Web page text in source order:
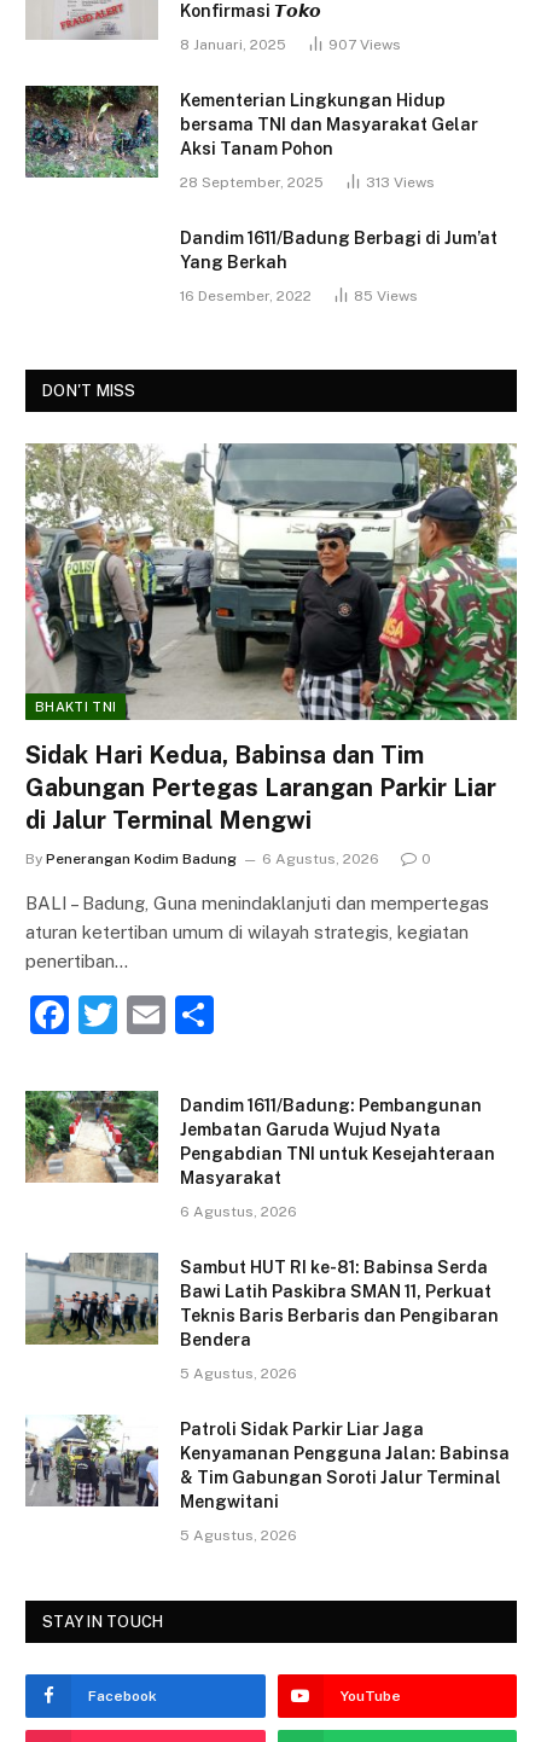
Konfirmasi 𝙏𝙤𝙠𝙤
8 Januari, 2025 907 Views
Kementerian Lingkungan Hidup
bersama TNI dan Masyarakat Gelar
Aksi Tanam Pohon
28 September, 2025 313 Views
Dandim 1611/Badung Berbagi di Jum’at
Yang Berkah
16 Desember, 2022 85 Views
DON'T MISS
BHAKTI TNI
Sidak Hari Kedua, Babinsa dan Tim
Gabungan Pertegas Larangan Parkir Liar
di Jalur Terminal Mengwi
By Penerangan Kodim Badung 6 Agustus, 2026 0
BALI – Badung, Guna menindaklanjuti dan mempertegas
aturan ketertiban umum di wilayah strategis, kegiatan
penertiban…
F
c
e
b
o
k
T
itt
er
E
ai ar
e
Dandim 1611/Badung: Pembangunan
Jembatan Garuda Wujud Nyata
Pengabdian TNI untuk Kesejahteraan
Masyarakat
6 Agustus, 2026
Sambut HUT RI ke-81: Babinsa Serda
Bawi Latih Paskibra SMAN 11, Perkuat
Teknis Baris Berbaris dan Pengibaran
Bendera
5 Agustus, 2026
Patroli Sidak Parkir Liar Jaga
Kenyamanan Pengguna Jalan: Babinsa
& Tim Gabungan Soroti Jalur Terminal
Mengwitani
5 Agustus, 2026
STAY IN TOUCH
Facebook YouTube